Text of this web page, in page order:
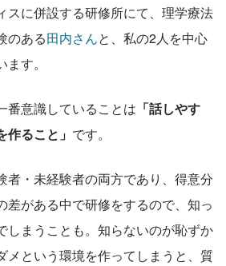
スに併設する研修所にて、理学療法
のある田内さんと、私の2人を中心
す。
番意識していることは 「話しやす
ること」 です。
者・未経験者の両方であり、得意分
差がある中で研修をするので、知っ
しまうことも。知らないのが恥ずか
メという環境を作ってしまうと、質